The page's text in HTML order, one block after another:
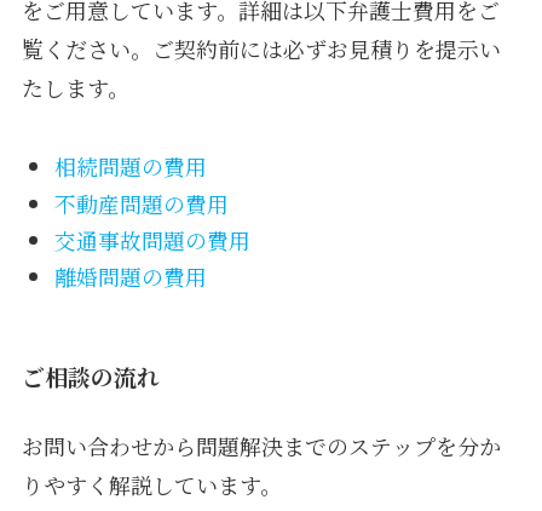
をご用意しています。詳細は以下弁護士費用をご
覧ください。ご契約前には必ずお見積りを提示い
たします。
相続問題の費用
不動産問題の費用
交通事故問題の費用
離婚問題の費用
ご相談の流れ
お問い合わせから問題解決までのステップを分か
りやすく解説しています。